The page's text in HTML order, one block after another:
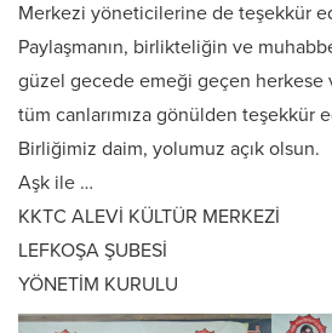
Merkezi yöneticilerine de teşekkür
Paylaşmanın, birlikteliğin ve
güzel gecede emeği geçen herkese
tüm canlarımıza gönülden teşekkür
Birliğimiz daim, yolumuz açık olsun.
Aşk ile …
KKTC ALEVİ KÜLTÜR MERKEZİ
LEFKOŞA ŞUBESİ
YÖNETİM KURULU